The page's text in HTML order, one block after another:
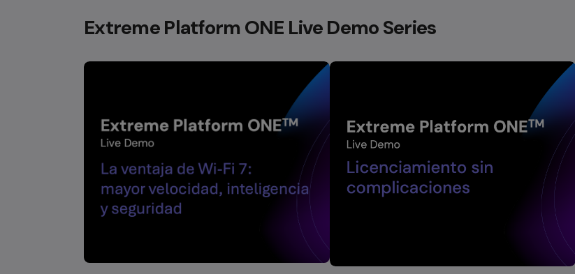
Extreme Platform ONE Live Demo Series